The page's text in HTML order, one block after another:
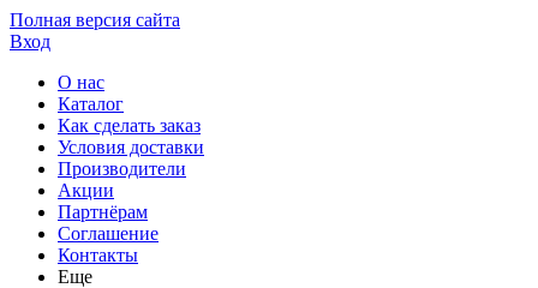
Полная версия сайта
Вход
О нас
Каталог
Как сделать заказ
Условия доставки
Производители
Акции
Партнёрам
Соглашение
Контакты
Еще